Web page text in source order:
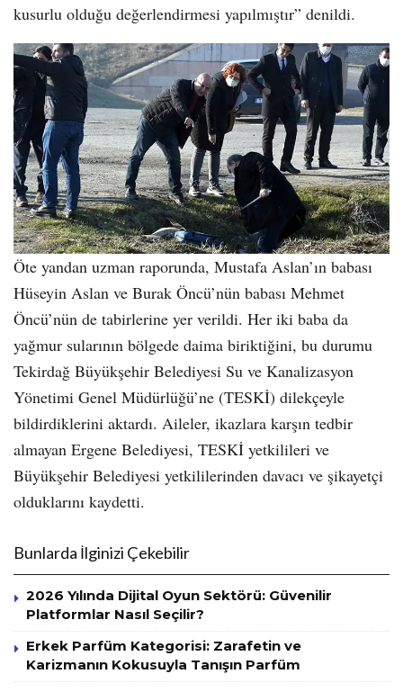
kusurlu olduğu değerlendirmesi yapılmıştır” denildi.
Öte yandan uzman raporunda, Mustafa Aslan’ın babası
Hüseyin Aslan ve Burak Öncü’nün babası Mehmet
Öncü’nün de tabirlerine yer verildi. Her iki baba da
yağmur sularının bölgede daima biriktiğini, bu durumu
Tekirdağ Büyükşehir Belediyesi Su ve Kanalizasyon
Yönetimi Genel Müdürlüğü’ne (TESKİ) dilekçeyle
bildirdiklerini aktardı. Aileler, ikazlara karşın tedbir
almayan Ergene Belediyesi, TESKİ yetkilileri ve
Büyükşehir Belediyesi yetkililerinden davacı ve şikayetçi
olduklarını kaydetti.
Bunlarda İlginizi Çekebilir
2026 Yılında Dijital Oyun Sektörü: Güvenilir
Platformlar Nasıl Seçilir?
Erkek Parfüm Kategorisi: Zarafetin ve
Karizmanın Kokusuyla Tanışın Parfüm